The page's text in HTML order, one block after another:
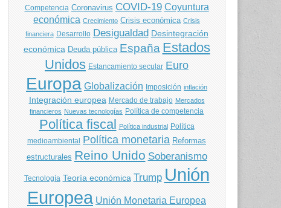
Competencia Coronavirus COVID-19 Coyuntura
económica Crecimiento Crisis económica Crisis
financiera Desarrollo Desigualdad Desintegración
económica Deuda pública España Estados
Unidos Estancamiento secular Euro
Europa Globalización Imposición inflación
Integración europea Mercado de trabajo Mercados
financieros Nuevas tecnologías Política de competencia
Política fiscal Política industrial Política
medioambiental Política monetaria Reformas
estructurales Reino Unido Soberanismo
Tecnología Teoría económica Trump Unión
Europea Unión Monetaria Europea